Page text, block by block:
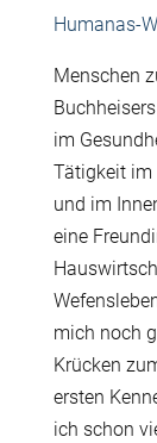
Humanas-
Menschen
im
Tätigkeit im
und im
eine
mich noch
Krücken
ersten
ich schon